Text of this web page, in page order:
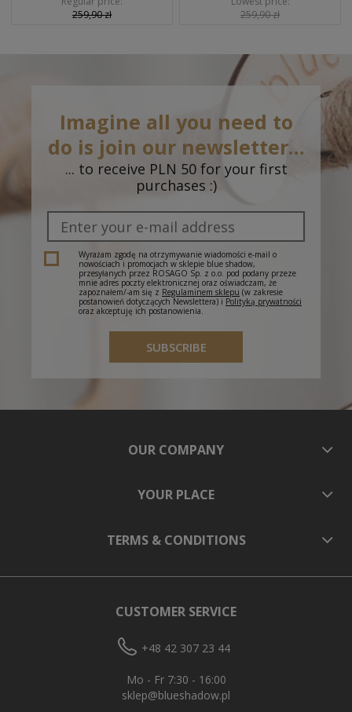
259,90 zł
259,90 zł
Imagine all you need to
do is join our newsletter…
... to receive PLN 50 for your first
purchases :)
Wyrażam zgodę na otrzymywanie wiadomości e-mail o
nowościach i promocjach w sklepie blue shadow,
przesyłanych przez ROSAGO Sp. z o.o. pod podany przeze
mnie adres poczty elektronicznej oraz oświadczam, że
zapoznałem/-am się z Regulaminem sklepu (w zakresie
postanowień dotyczących Newslettera) i Polityką prywatności
oraz akceptuję ich postanowienia.
SUBSCRIBE
OUR COMPANY
YOUR PLACE
TERMS & CONDITIONS
CUSTOMER SERVICE
+48 42 307 23 44
Mo - Fr 7:30 - 16:00
sklep@blueshadow.pl